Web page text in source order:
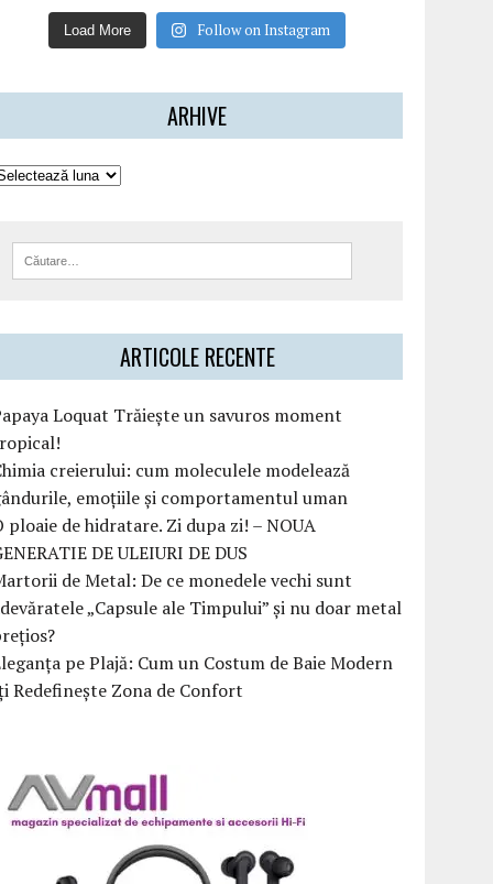
Load More Follow on Instagram
ARHIVE
ARTICOLE RECENTE
Loquat Trăiește un savuros moment
creierului: cum moleculele modelează
emoțiile și comportamentul uman
ploaie de hidratare. Zi dupa zi! – NOUA
DE ULEIURI DE DUS
de Metal: De ce monedele vechi sunt
„Capsule ale Timpului” și nu doar metal
pe Plajă: Cum un Costum de Baie Modern
Redefinește Zona de Confort